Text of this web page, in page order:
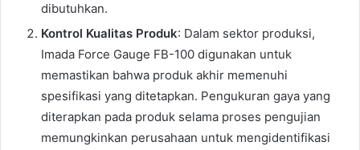
dibutuhkan.
Kontrol Kualitas Produk: Dalam sektor produksi,
Imada Force Gauge FB-100 digunakan untuk
memastikan bahwa produk akhir memenuhi
spesifikasi yang ditetapkan. Pengukuran gaya yang
diterapkan pada produk selama proses pengujian
memungkinkan perusahaan untuk mengidentifikasi